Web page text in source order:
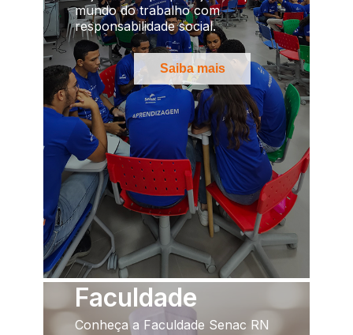
mundo do trabalho com
responsabilidade social.
Saiba mais
Faculdade
Conheça a Faculdade Senac RN